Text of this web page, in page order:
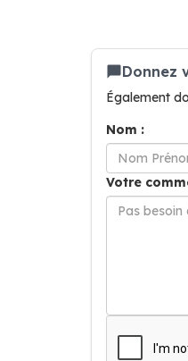
Donnez
Également
Nom :
Votre